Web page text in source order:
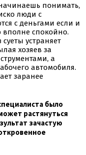
понимать,
люди с
с деньгами если и
вполне спокойно.
устраняет
хозяев за
а
автомобиля.
заранее
было
растянуться
зачастую